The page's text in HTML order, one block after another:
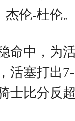
伦-杜伦。
命中，为
活塞打出
士比分反